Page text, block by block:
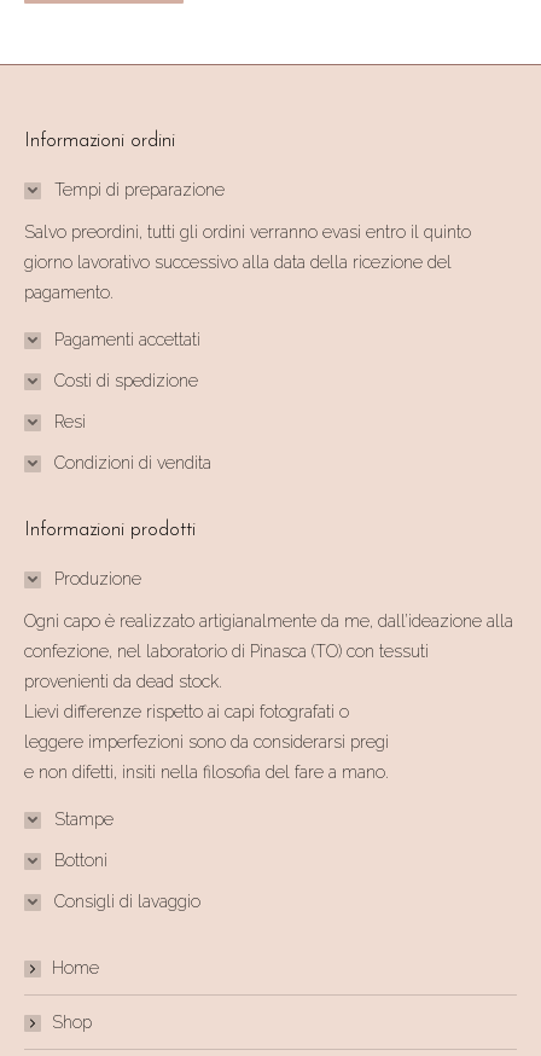
Informazioni ordini
Tempi di preparazione
Salvo preordini, tutti gli ordini verranno evasi entro il quinto
giorno lavorativo successivo alla data della ricezione del
pagamento.
Pagamenti accettati
Costi di spedizione
Resi
Condizioni di vendita
Informazioni prodotti
Produzione
Ogni capo è realizzato artigianalmente da me, dall’ideazione alla
confezione, nel laboratorio di Pinasca (TO) con tessuti
provenienti da dead stock.
Lievi differenze rispetto ai capi fotografati o
leggere imperfezioni sono da considerarsi pregi
e non difetti, insiti nella filosofia del fare a mano.
Stampe
Bottoni
Consigli di lavaggio
Home
Shop